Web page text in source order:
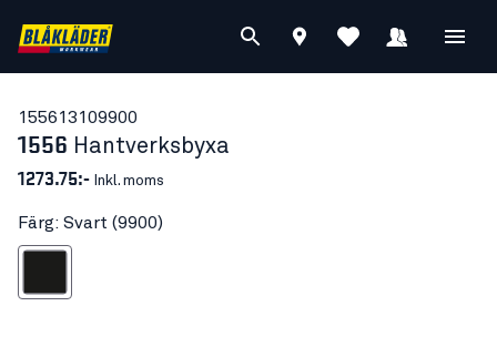
155613109900
1556 Hantverksbyxa
1273.75:- Inkl. moms
Färg: Svart (9900)